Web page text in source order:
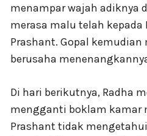
menampar wajah adiknya
merasa malu telah
Prashant. Gopal
berusaha
Di hari berikutnya, Radha
mengganti boklam kamar
Prashant tidak